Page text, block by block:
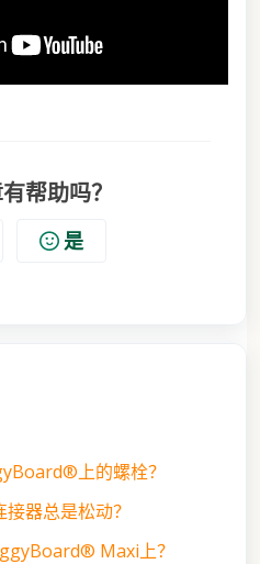
帮助吗？
是
上的螺栓？
器总是松动？
Maxi上？